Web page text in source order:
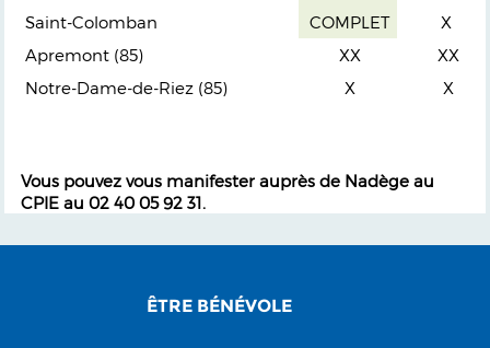
Saint-Colomban
COMPLET
X
Apremont (85)
XX
XX
Notre-Dame-de-Riez (85)
X X
Vous pouvez vous manifester auprès de Nadège au
CPIE au 02 40 05 92 31.
ÊTRE BÉNÉVOLE